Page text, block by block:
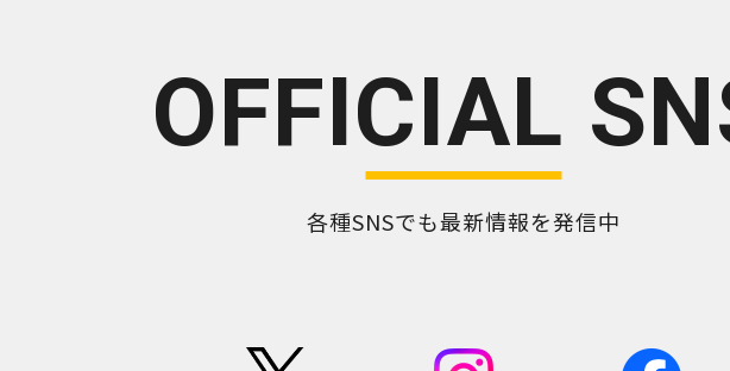
OFFICIAL
各種SNSでも最新情報を発信中